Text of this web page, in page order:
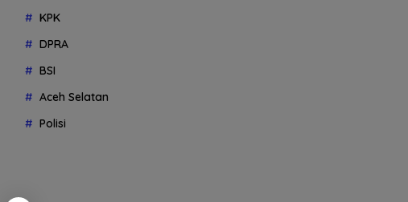
KPK
DPRA
BSI
Aceh Selatan
Polisi